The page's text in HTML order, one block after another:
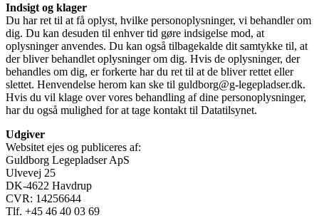
Indsigt og klager
Du har ret til at få oplyst, hvilke personoplysninger, vi behandler om
dig. Du kan desuden til enhver tid gøre indsigelse mod, at
oplysninger anvendes. Du kan også tilbagekalde dit samtykke til, at
der bliver behandlet oplysninger om dig. Hvis de oplysninger, der
behandles om dig, er forkerte har du ret til at de bliver rettet eller
slettet. Henvendelse herom kan ske til guldborg@g-legepladser.dk.
Hvis du vil klage over vores behandling af dine personoplysninger,
har du også mulighed for at tage kontakt til Datatilsynet.
Udgiver
Websitet ejes og publiceres af:
Guldborg Legepladser ApS
Ulvevej 25
DK-4622 Havdrup
CVR: 14256644
Tlf. +45 46 40 03 69